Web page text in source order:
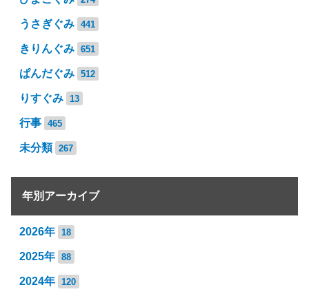
うさぎぐみ 441
きりんぐみ 651
ぱんだぐみ 512
りすぐみ 13
行事 465
未分類 267
年別アーカイブ
2026年 18
2025年 88
2024年 120